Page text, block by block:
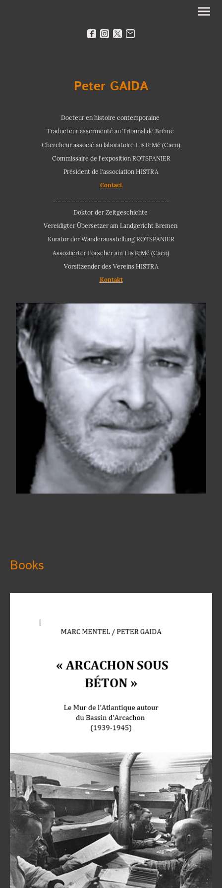
Peter GAIDA
Docteur en histoire contemporaine
Traducteur assermenté au Tribunal de Brême
Chercheur associé au laboratoire HisTeMé (Caen)
Commissaire de l'exposition ROTSPANIER
Président de l'association HISTRA
Contact
Doktor der Zeitgeschichte
Vereidigter Übersetzer am Landgericht Bremen
Kurator der Wanderausstellung ROTSPANIER
Assoziierter Forscher am HisTeMé (Caen)
Vorsitzender des Vereins HISTRA
Kontakt
Books